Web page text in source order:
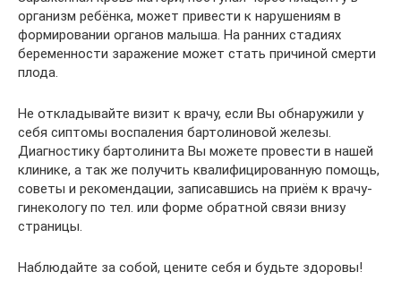
организм ребёнка, может привести к нарушениям в
формировании органов малыша. На ранних стадиях
беременности заражение может стать причиной смерти
плода.
Не откладывайте визит к врачу, если Вы обнаружили у
себя сиптомы воспаления бартолиновой железы.
Диагностику бартолинита Вы можете провести в нашей
клинике, а так же получить квалифицированную помощь,
советы и рекомендации, записавшись на приём к врачу-
гинекологу по тел. или форме обратной связи внизу
страницы.
Наблюдайте за собой, цените себя и будьте здоровы!